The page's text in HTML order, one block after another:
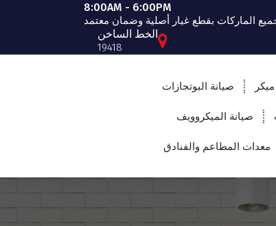
8:00AM - 6:00PM
الماركات بقطع غيار أصلية وضمان معتمد
الخط الساخن
19418
صيانة البوتجازات
صيانة الميكروويف
معدات المطاعم والفنادق